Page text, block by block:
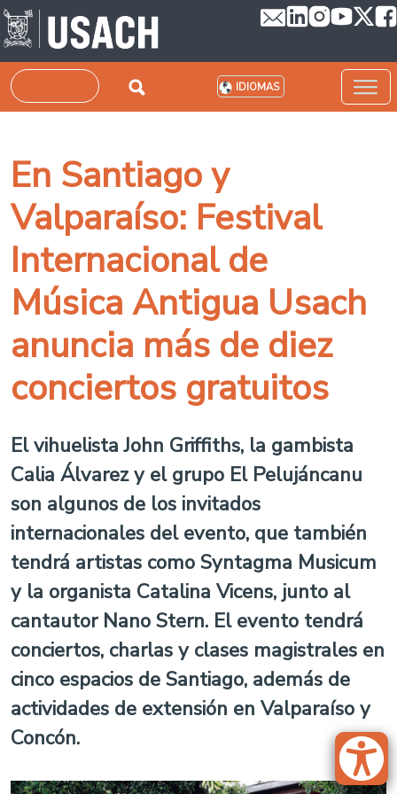
Pasar al contenido principal
Buscar IDIOMAS
En Santiago y
Valparaíso: Festival
Internacional de
Música Antigua Usach
anuncia más de diez
conciertos gratuitos
El vihuelista John Griffiths, la gambista
Calia Álvarez y el grupo El Pelujáncanu
son algunos de los invitados
internacionales del evento, que también
tendrá artistas como Syntagma Musicum
y la organista Catalina Vicens, junto al
cantautor Nano Stern. El evento tendrá
conciertos, charlas y clases magistrales en
cinco espacios de Santiago, además de
actividades de extensión en Valparaíso y
Concón.